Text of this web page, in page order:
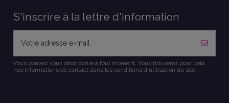
S'inscrire à la lettre d'information
Vous pouvez vous désinscrire à tout moment. Vous trouverez pour cela
nos informations de contact dans les conditions d'utilisation du site.